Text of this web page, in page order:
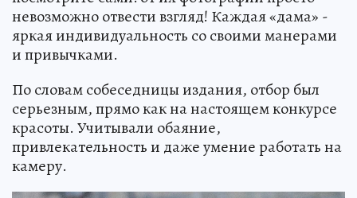
невозможно отвести взгляд! Каждая «дама» -
яркая индивидуальность со своими манерами
и привычками.
По словам собеседницы издания, отбор был
серьезным, прямо как на настоящем конкурсе
красоты. Учитывали обаяние,
привлекательность и даже умение работать на
камеру.